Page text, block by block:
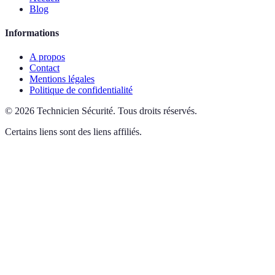
Blog
Informations
A propos
Contact
Mentions légales
Politique de confidentialité
© 2026 Technicien Sécurité. Tous droits réservés.
Certains liens sont des liens affiliés.